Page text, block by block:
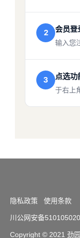
2 会员登
输入您
3 点选功
于右上
隐私政策 使用条款
川公网安备
Copyright © 2021 劲